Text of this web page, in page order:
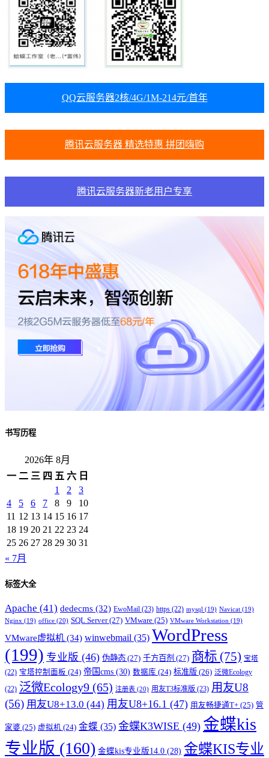
QQ云服务器2核/4G/1M-214元/首年
腾讯云服务器 精选特惠 拼团嗨购
腾讯云服务器新老用户专享
书写历程
2026年 8月
一 二 三 四 五 六 日
1
2
3
4
5 6 7 8 9
10
11 12 13 14 15 16 17
18 19 20 21 22 23 24
25 26 27 28 29 30 31
« 7月
标签大全
Apache (41) dedecms (32) EwoMail (23) https (22) mysql (19) Navicat (19)
Nginx (19) office (20) SQL Server(27) VMware (25) VMware Workstation (19)
VMware虚拟机 (34) winwebmail (35) WordPress
(199) 专业版 (46) 伪静态 (27) 千方百剂 (27) 商标 (75) 宝塔
(22) 宝塔控制面板 (24) 帝国cms (30) 数据库 (24) 标准版 (26) 泛微Ecology
(22) 泛微Ecology9 (65) 注册表 (20) 用友T3标准版 (23) 用友U8
(56) 用友U8+13.0 (44) 用友U8+16.1 (47) 用友畅捷通T+ (25) 管
家婆 (25) 虚拟机 (24) 金蝶 (35) 金蝶K3WISE (49) 金蝶kis
专业版 (160) 金蝶kis专业版14.0 (28) 金蝶KIS专业